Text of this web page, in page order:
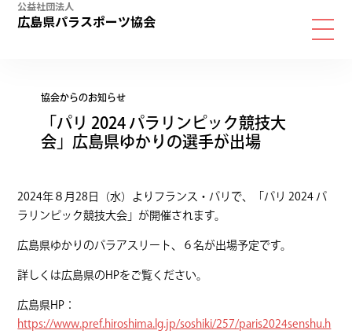
公益社団法人
広島県パラスポーツ協会
協会からのお知らせ
「パリ 2024 パラリンピック競技大
会」広島県ゆかりの選手が出場
2024年８月28日（水）よりフランス・パリで、「パリ 2024 パ
ラリンピック競技大会」が開催されます。
広島県ゆかりのパラアスリート、６名が出場予定です。
詳しくは広島県のHPをご覧ください。
広島県HP：
https://www.pref.hiroshima.lg.jp/soshiki/257/paris2024senshu.h